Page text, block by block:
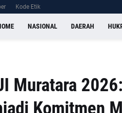
Kode Etik
NASIONAL DAERAH
Muratara
Komitmen